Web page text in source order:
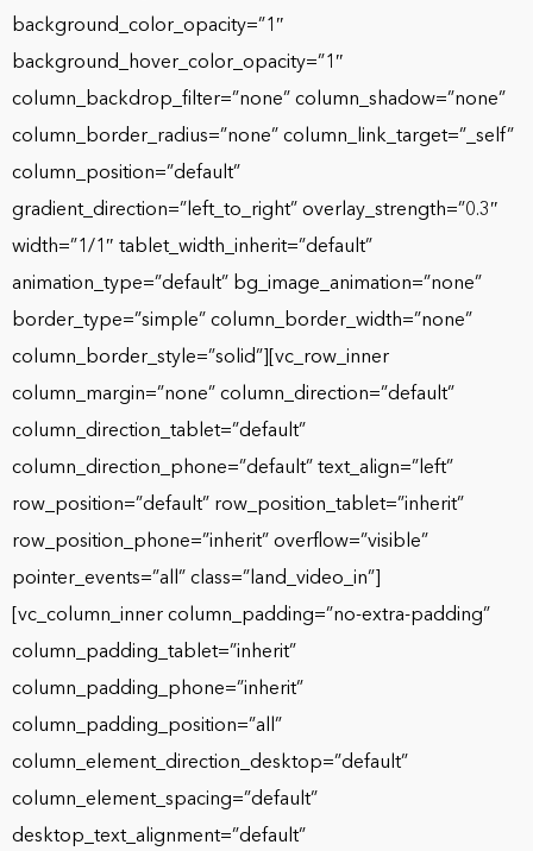
background_color_opacity=”1″
background_hover_color_opacity=”1″
column_backdrop_filter=”none” column_shadow=”none”
column_border_radius=”none” column_link_target=”_self”
column_position=”default”
gradient_direction=”left_to_right” overlay_strength=”0.3″
width=”1/1″ tablet_width_inherit=”default”
animation_type=”default” bg_image_animation=”none”
border_type=”simple” column_border_width=”none”
column_border_style=”solid”][vc_row_inner
column_margin=”none” column_direction=”default”
column_direction_tablet=”default”
column_direction_phone=”default” text_align=”left”
row_position=”default” row_position_tablet=”inherit”
row_position_phone=”inherit” overflow=”visible”
pointer_events=”all” class=”land_video_in”]
[vc_column_inner column_padding=”no-extra-padding”
column_padding_tablet=”inherit”
column_padding_phone=”inherit”
column_padding_position=”all”
column_element_direction_desktop=”default”
column_element_spacing=”default”
desktop_text_alignment=”default”